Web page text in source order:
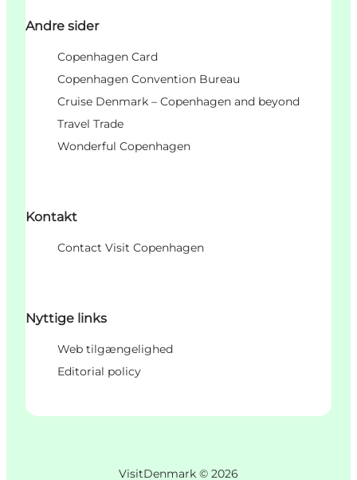
Andre sider
Copenhagen Card
Copenhagen Convention Bureau
Cruise Denmark – Copenhagen and beyond
Travel Trade
Wonderful Copenhagen
Kontakt
Contact Visit Copenhagen
Nyttige links
Web tilgængelighed
Editorial policy
VisitDenmark © 2026